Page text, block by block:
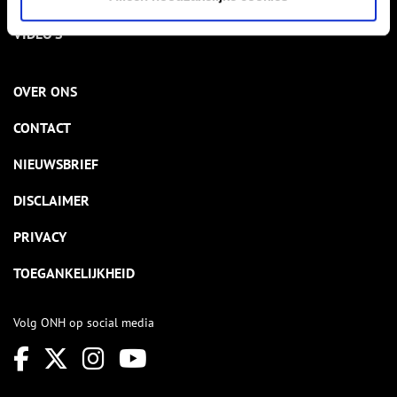
VIDEO’S
OVER ONS
CONTACT
NIEUWSBRIEF
DISCLAIMER
PRIVACY
TOEGANKELIJKHEID
Volg ONH op social media